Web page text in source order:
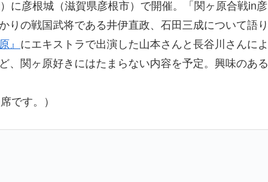
に彦根城（滋賀県彦根市）で開催。「関ヶ原合戦in彦
りの戦国武将である井伊直政、石田三成について語り
』 にエキストラで出演した山本さんと長谷川さんによ
、関ヶ原好きにはたまらない内容を予定。興味のある
です。）